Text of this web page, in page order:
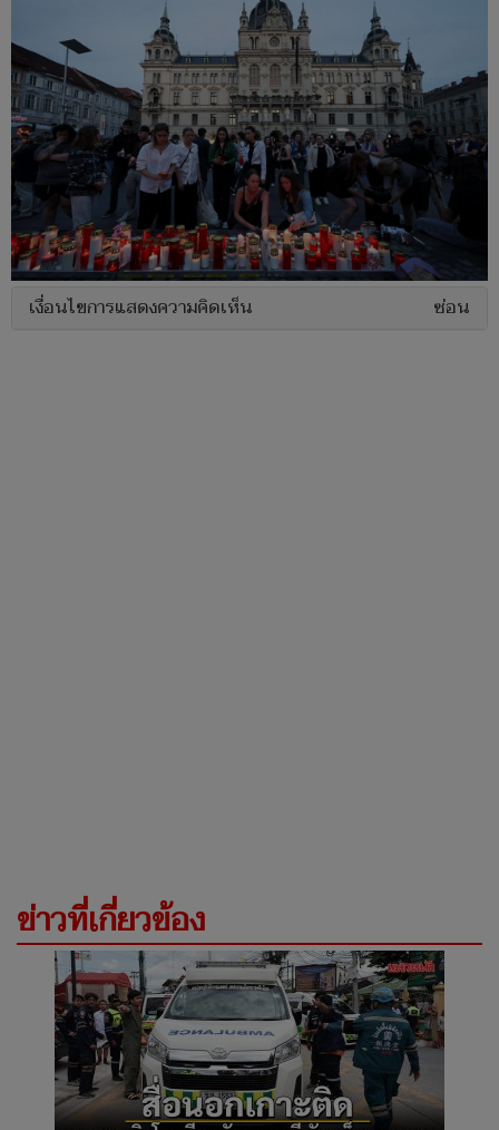
เงื่อนไขการแสดงความคิดเห็น ซ่อน
ข่าวที่เกี่ยวข้อง